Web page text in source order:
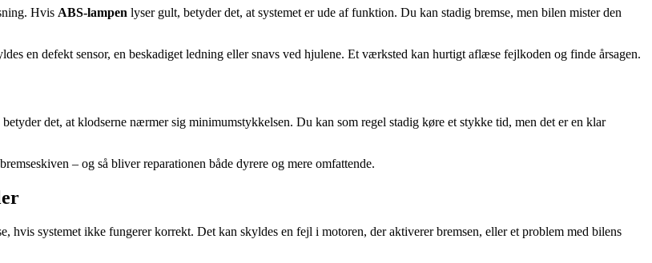
Hvis ABS-lampen lyser gult, betyder det, at systemet er ude af funktion. Du kan stadig bremse, men bilen mister den
en defekt sensor, en beskadiget ledning eller snavs ved hjulene. Et værksted kan hurtigt aflæse fejlkoden og finde årsagen.
det, at klodserne nærmer sig minimumstykkelsen. Du kan som regel stadig køre et stykke tid, men det er en klar
– og så bliver reparationen både dyrere og mere omfattende.
hvis systemet ikke fungerer korrekt. Det kan skyldes en fejl i motoren, der aktiverer bremsen, eller et problem med bilens